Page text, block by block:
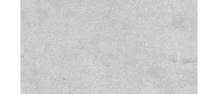
Гідрофобізатори , включені до складу на етапі
змішування,захищають матеріал від проникнення
вологи, перешкоджаючи руйнуванню та утворенню
висолів.
Пігменти Bayferrox® (Lanxess, Німеччина)
надають тротуарному покриттю стійкий колір,
насиченість іяскравість якого максимально довго
зберігається за тривалого впливу ультрафіолету й
опадів.